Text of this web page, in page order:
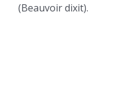
(Beauvoir dixit).